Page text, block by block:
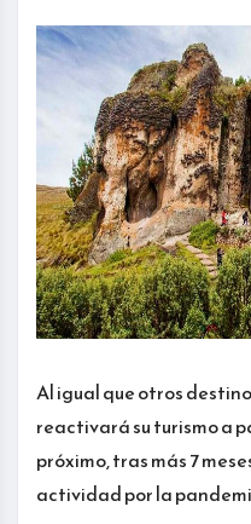
Al igual que otros
reactivará su turismo a
próximo, tras más 7
actividad por la